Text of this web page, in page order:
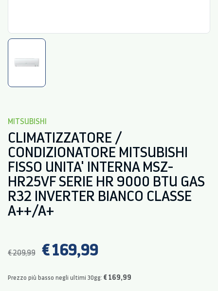
MITSUBISHI
CLIMATIZZATORE /
CONDIZIONATORE MITSUBISHI
FISSO UNITA' INTERNA MSZ-
HR25VF SERIE HR 9000 BTU GAS
R32 INVERTER BIANCO CLASSE
A++/A+
€ 209,99 € 169,99
Prezzo più basso negli ultimi 30gg: € 169,99